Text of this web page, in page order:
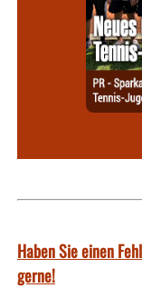
Haben Sie einen
gerne!